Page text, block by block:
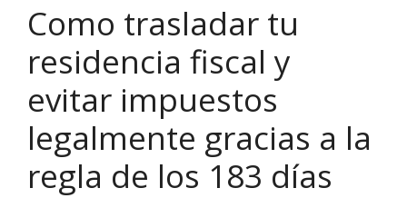
Como trasladar tu
residencia fiscal y
evitar impuestos
legalmente gracias a la
regla de los 183 días